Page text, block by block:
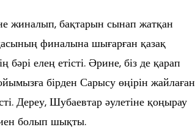
жиналып, бақтарын сынап жатқан
финалына шығарған қазақ
елең етісті. Әрине, біз де қарап
бірден Сарысу өңірін жайлаған
Дереу, Шубаевтар әулетіне қоңырау
болып шықты.